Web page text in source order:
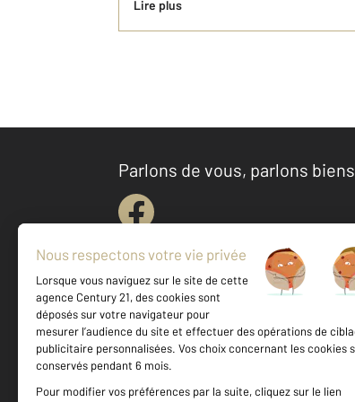
Lire plus
Parlons de vous, parlons biens
Votre agence est notée